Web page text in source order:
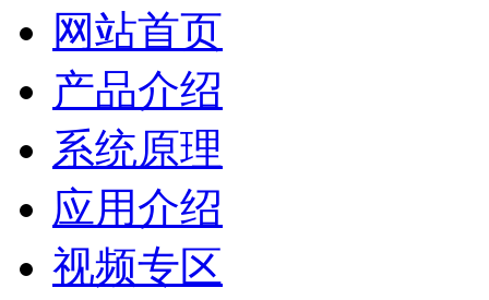
网站首页
产品介绍
系统原理
应用介绍
视频专区